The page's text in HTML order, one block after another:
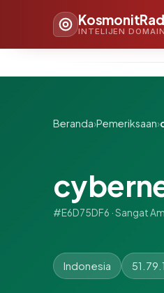
INTELIJEN
Beranda›Pemeriksaan›
#E6D75DF6 · Sangat
Indonesia